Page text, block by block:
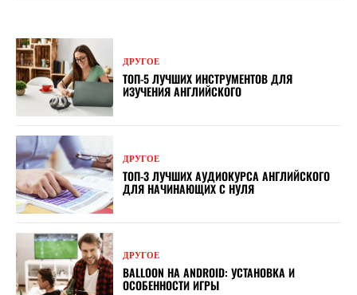
ДРУГОЕ
ТОП-5 ЛУЧШИХ ИНСТРУМЕНТОВ ДЛЯ
ИЗУЧЕНИЯ АНГЛИЙСКОГО
ДРУГОЕ
ТОП-3 ЛУЧШИХ АУДИОКУРСА АНГЛИЙСКОГО
ДЛЯ НАЧИНАЮЩИХ С НУЛЯ
ДРУГОЕ
BALLOON НА ANDROID: УСТАНОВКА И
ОСОБЕННОСТИ ИГРЫ